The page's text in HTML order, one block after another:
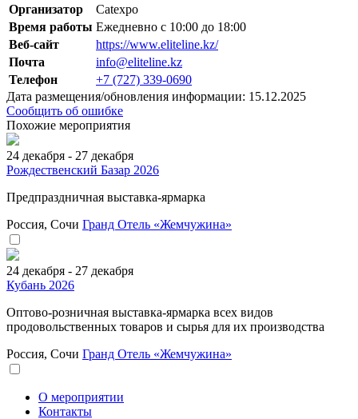
Организатор
Catexpo
Время работы Ежедневно с 10:00 до 18:00
Веб-сайт
https://www.eliteline.kz/
Почта
info@eliteline.kz
Телефон
+7 (727) 339-0690
Дата размещения/обновления информации: 15.12.2025
Сообщить об ошибке
Похожие мероприятия
24 декабря - 27 декабря
Рождественский Базар 2026
Предпраздничная выставка-ярмарка
Россия, Сочи Гранд Отель «Жемчужина»
24 декабря - 27 декабря
Кубань 2026
Оптово-розничная выставка-ярмарка всех видов
продовольственных товаров и сырья для их производства
Россия, Сочи Гранд Отель «Жемчужина»
О мероприятии
Контакты